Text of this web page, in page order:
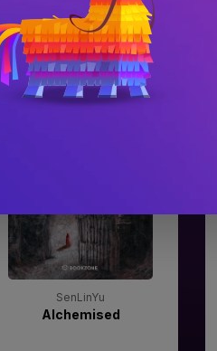
Gala Premilor Literare
Bookzone 2025
SenLinYu
Alchemised